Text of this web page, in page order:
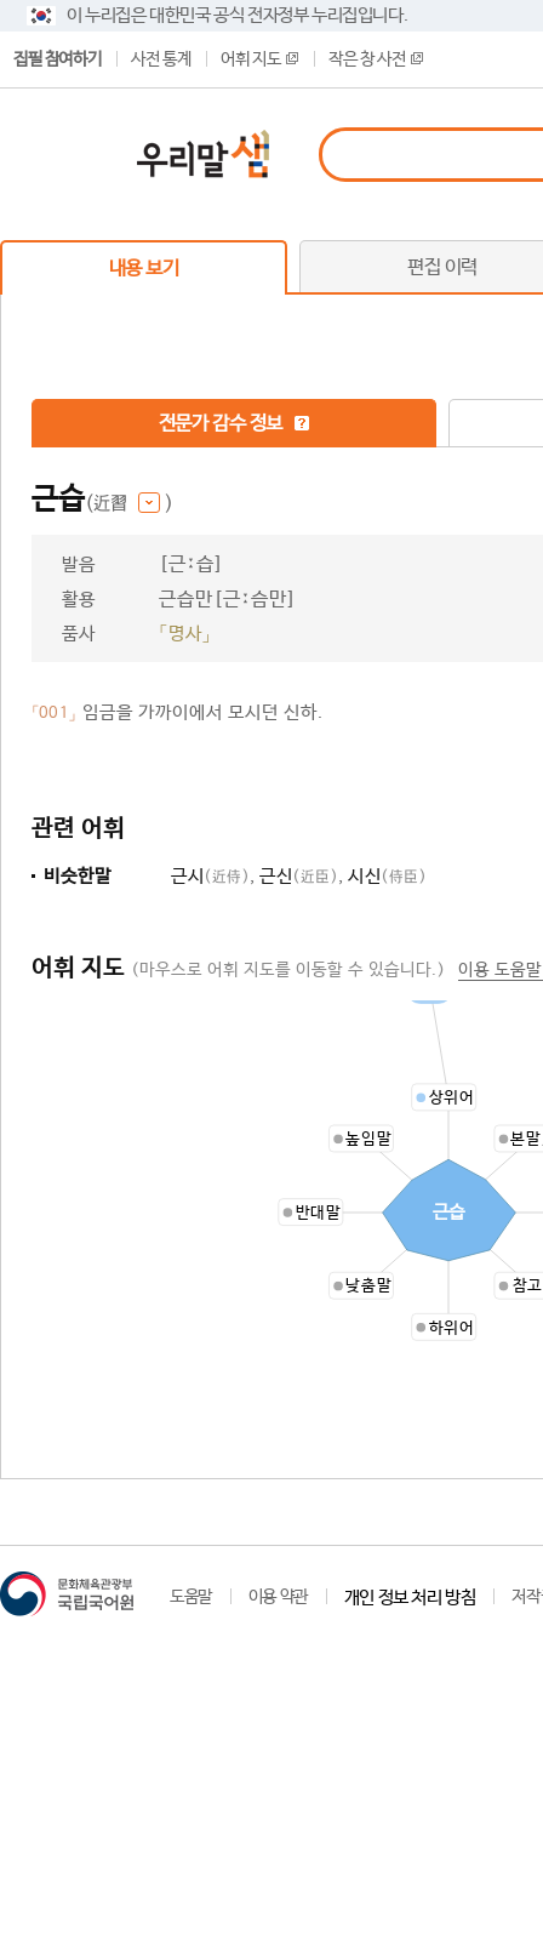
이 누리집은 대한민국 공식 전자정부 누리집입니다.
집필 참여하기 사전 통계 어휘 지도 작은 창 사전
내용 보기 편집 이력
전문가 감수 정보
근습(近習 )
발음 [근ː습]
활용 근습만[근ː슴만]
품사 「명사」
「001」 임금을 가까이에서 모시던 신하.
관련 어휘
비슷한말 근시 (近侍) , 근신 (近臣) , 시신 (侍臣)
어휘 지도 (마우스로 어휘 지도를 이동할 수 있습니다.) 이용 도움
상위어
본
참
하위어
낮춤말
반대말
높임말
근습
도움말 이용 약관 개인 정보 처리 방침 저